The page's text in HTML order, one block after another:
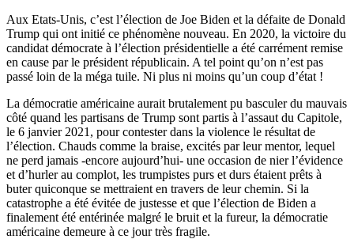
Aux Etats-Unis, c’est l’élection de Joe Biden et la défaite de Donald
Trump qui ont initié ce phénomène nouveau. En 2020, la victoire du
candidat démocrate à l’élection présidentielle a été carrément remise
en cause par le président républicain. A tel point qu’on n’est pas
passé loin de la méga tuile. Ni plus ni moins qu’un coup d’état !
La démocratie américaine aurait brutalement pu basculer du mauvais
côté quand les partisans de Trump sont partis à l’assaut du Capitole,
le 6 janvier 2021, pour contester dans la violence le résultat de
l’élection. Chauds comme la braise, excités par leur mentor, lequel
ne perd jamais -encore aujourd’hui- une occasion de nier l’évidence
et d’hurler au complot, les trumpistes purs et durs étaient prêts à
buter quiconque se mettraient en travers de leur chemin. Si la
catastrophe a été évitée de justesse et que l’élection de Biden a
finalement été entérinée malgré le bruit et la fureur, la démocratie
américaine demeure à ce jour très fragile.